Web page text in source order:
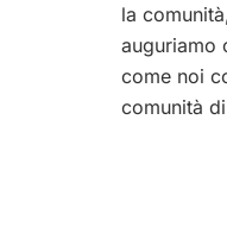
la
auguriamo
come noi
comunità